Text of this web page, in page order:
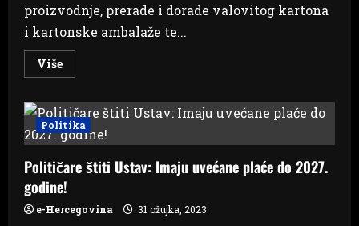
proizvodnje, prerade i dorade valovitog kartona
i kartonske ambalaže te...
VišeRead
more
iz
Čitluka
traži
više
Politika
Političare štiti Ustav: Imaju uvećane plaće do 2027.
godine!
e-Hercegovina 31 ožujka, 2023